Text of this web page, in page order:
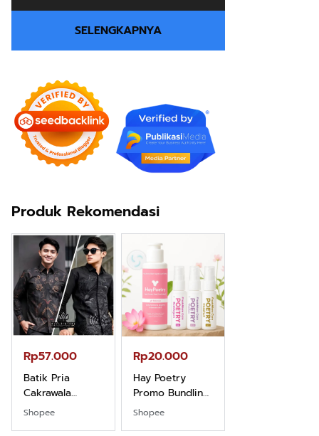
SELENGKAPNYA
Produk Rekomendasi
Rp57.000
Batik Pria
Cakrawala
Lengan Panjang
Shopee
Rp20.000
Hay Poetry
Promo Bundling
Botol Feminim
Shopee